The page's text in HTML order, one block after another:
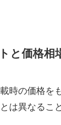
と価格相
時の価格を
は異なるこ